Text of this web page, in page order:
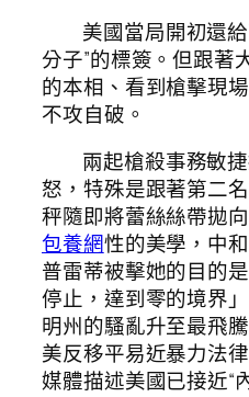
美國當局開初還
分子”的標簽。但跟著
的本相、看到槍擊現
不攻自破。
兩起槍殺事務敏
怒，特殊是跟著第二
秤隨即將蕾絲絲帶拋
包養網性的美學，中
普雷蒂被擊她的目的
停止，達到零的境界
明州的騷亂升至最飛
美反移平易近暴力法
媒體描述美國已接近“